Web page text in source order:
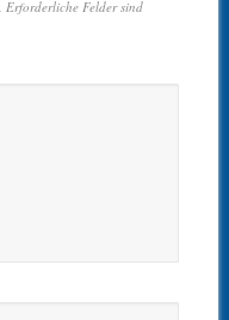
Erforderliche Felder sind